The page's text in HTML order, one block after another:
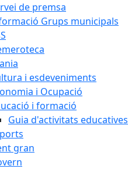
de premsa
Grups municipals
i esdeveniments
i Ocupació
i formació
Guia d'activitats educatives
gran